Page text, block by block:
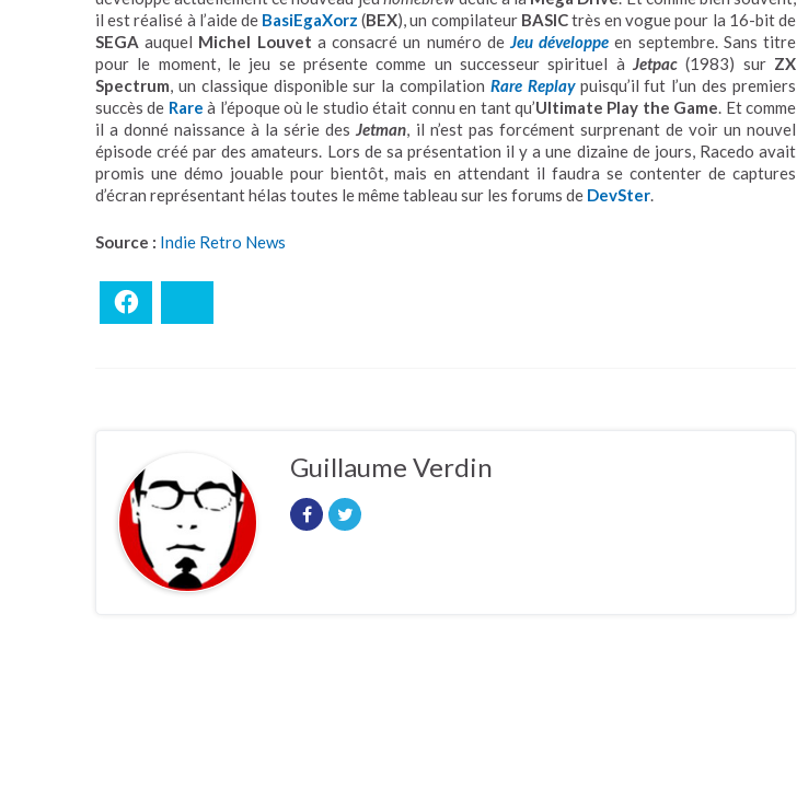
il est réalisé à l’aide de BasiEgaXorz (BEX), un compilateur BASICtrès en vogue pour la 16-bit de
SEGA auquel Michel Louvet a consacré un numéro de Jeu développe en septembre. Sans titre
pour le moment, le jeu se présente comme un successeur spirituel à Jetpac (1983) sur ZX
Spectrum, un classique disponible sur la compilation Rare Replaypuisqu’il fut l’un des premiers
succès de Rare à l’époque où le studio était connu en tant qu’Ultimate Play the Game. Et comme
il a donné naissance à la série desJetman, il n’est pas forcément surprenant de voir un nouvel
épisode créé par des amateurs. Lors de sa présentation il y a une dizaine de jours, Racedo avait
promis une démo jouable pour bientôt, mais en attendant il faudra se contenter de captures
d’écran représentant hélas toutes le même tableau sur les forums de DevSter.
Source : Indie Retro News
Guillaume Verdin